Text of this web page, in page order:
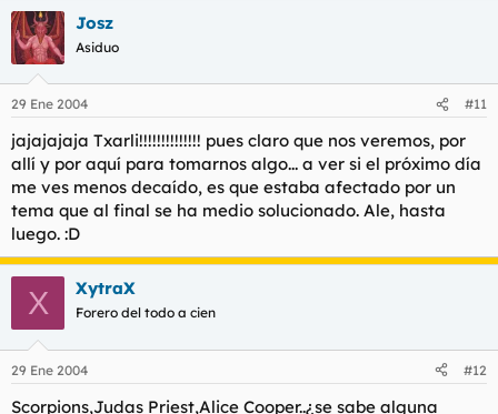
Josz
Asiduo
29 Ene 2004 #11
jajajajaja Txarli!!!!!!!!!!!!!! pues claro que nos veremos, por
allí y por aquí para tomarnos algo... a ver si el próximo día
me ves menos decaído, es que estaba afectado por un
tema que al final se ha medio solucionado. Ale, hasta
luego. :D
X XytraX
Forero del todo a cien
29 Ene 2004 #12
Scorpions,Judas Priest,Alice Cooper..¿se sabe alguna